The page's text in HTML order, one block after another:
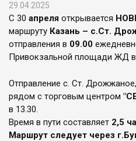
29.04.2025
С 30 апреля открывается
маршруту Казань – с.Ст.
отправления в 09.00
Привокзальной площади ЖД
Отправление с. Ст.
рядом с торговым центром
в 13.30.
Время в пути составляет 2,5
Маршрут следует через